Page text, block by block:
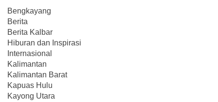
Bengkayang
Berita
Berita Kalbar
Hiburan dan Inspirasi
Internasional
Kalimantan
Kalimantan Barat
Kapuas Hulu
Kayong Utara